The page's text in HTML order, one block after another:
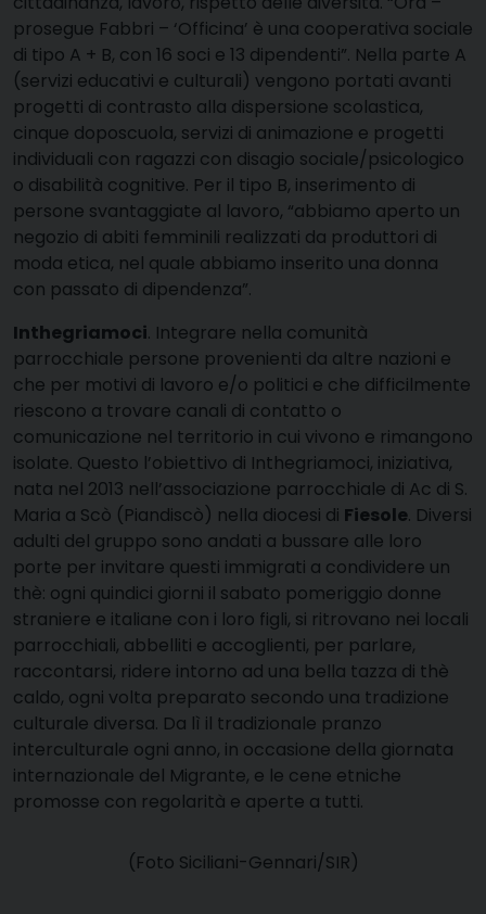
prosegue Fabbri – ‘Officina’ è una cooperativa sociale
di tipo A + B, con 16 soci e 13 dipendenti”. Nella parte A
(servizi educativi e culturali) vengono portati avanti
progetti di contrasto alla dispersione scolastica,
cinque doposcuola, servizi di animazione e progetti
individuali con ragazzi con disagio sociale/psicologico
o disabilità cognitive. Per il tipo B, inserimento di
persone svantaggiate al lavoro, “abbiamo aperto un
negozio di abiti femminili realizzati da produttori di
moda etica, nel quale abbiamo inserito una donna
con passato di dipendenza”.
Inthegriamoci. Integrare nella comunità
parrocchiale persone provenienti da altre nazioni e
che per motivi di lavoro e/o politici e che difficilmente
riescono a trovare canali di contatto o
comunicazione nel territorio in cui vivono e rimangono
isolate. Questo l’obiettivo di Inthegriamoci, iniziativa,
nata nel 2013 nell’associazione parrocchiale di Ac di S.
Maria a Scò (Piandiscò) nella diocesi di Fiesole. Diversi
adulti del gruppo sono andati a bussare alle loro
porte per invitare questi immigrati a condividere un
thè: ogni quindici giorni il sabato pomeriggio donne
straniere e italiane con i loro figli, si ritrovano nei locali
parrocchiali, abbelliti e accoglienti, per parlare,
raccontarsi, ridere intorno ad una bella tazza di thè
caldo, ogni volta preparato secondo una tradizione
culturale diversa. Da lì il tradizionale pranzo
interculturale ogni anno, in occasione della giornata
internazionale del Migrante, e le cene etniche
promosse con regolarità e aperte a tutti.
(Foto Siciliani-Gennari/SIR)